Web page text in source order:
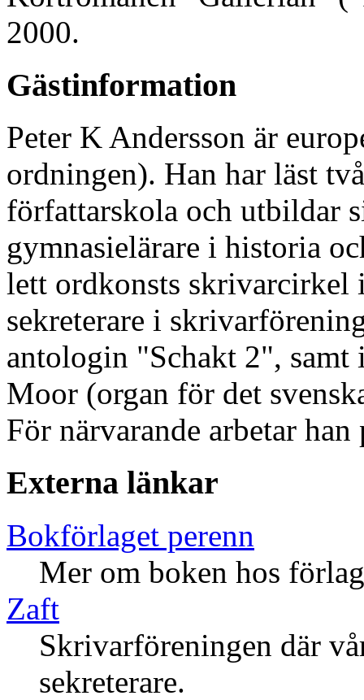
2000.
Gästinformation
Peter K Andersson är
ordningen). Han har läst
författarskola och utbildar
gymnasielärare i historia
lett ordkonsts skrivarcirkel
sekreterare i
antologin "Schakt 2",
Moor (organ för det
För närvarande arbetar
Externa länkar
Bokförlaget perenn
Mer om boken hos
Zaft
Skrivarföreningen där
sekreterare.